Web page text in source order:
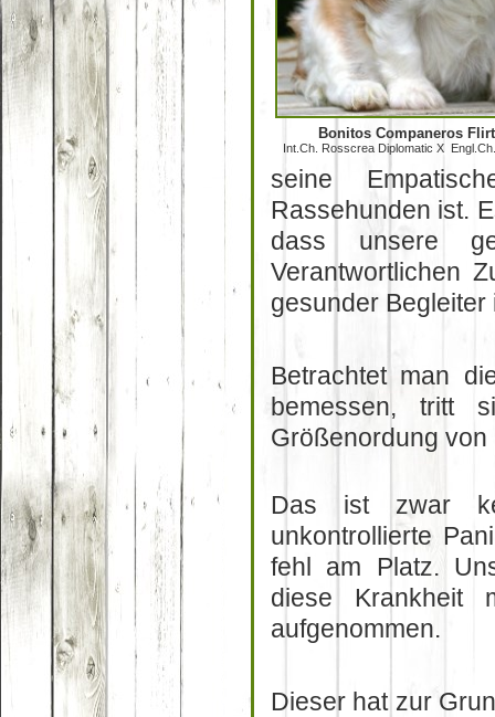
Bonitos Companeros
Int.Ch. Rosscrea Diplomatic X
seine
Rassehunden ist.
dass unsere
Verantwortlichen
gesunder Begleiter
Betrachtet man
bemessen, tritt
Größenordung von
Das ist zwar
unkontrollierte
fehl am Platz.
diese Krankheit
aufgenommen.
Dieser hat zur